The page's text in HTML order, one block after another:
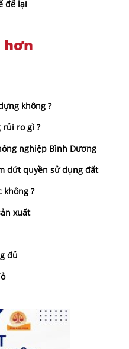
để lại
hơn
không ?
rủi ro gì ?
nghiệp Bình Dương
dứt quyền sử dụng đất
không ?
xuất
đủ